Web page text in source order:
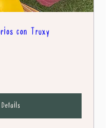
con Truxy
Details